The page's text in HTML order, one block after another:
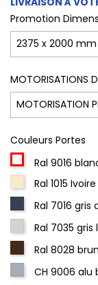
Promotion
MOTORISATIONS
Couleurs Portes
Ral 9016
Ral 1015
Ral 7016
Ral 7035 gris
Ral 8028
CH 9006 alu